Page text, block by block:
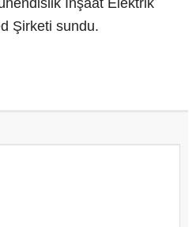
Şirketi sundu.